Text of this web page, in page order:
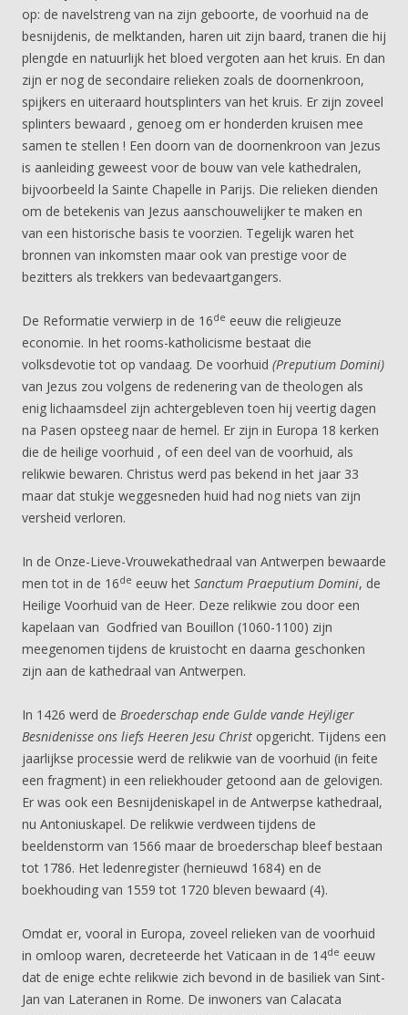
op: de navelstreng van na zijn geboorte, de voorhuid na de
besnijdenis, de melktanden, haren uit zijn baard, tranen die hij
plengde en natuurlijk het bloed vergoten aan het kruis. En dan
zijn er nog de secondaire relieken zoals de doornenkroon,
spijkers en uiteraard houtsplinters van het kruis. Er zijn zoveel
splinters bewaard , genoeg om er honderden kruisen mee
samen te stellen ! Een doorn van de doornenkroon van Jezus
is aanleiding geweest voor de bouw van vele kathedralen,
bijvoorbeeld la Sainte Chapelle in Parijs. Die relieken dienden
om de betekenis van Jezus aanschouwelijker te maken en
van een historische basis te voorzien. Tegelijk waren het
bronnen van inkomsten maar ook van prestige voor de
bezitters als trekkers van bedevaartgangers.
De Reformatie verwierp in de 16de eeuw die religieuze
economie. In het rooms-katholicisme bestaat die
volksdevotie tot op vandaag. De voorhuid (Preputium Domini)
van Jezus zou volgens de redenering van de theologen als
enig lichaamsdeel zijn achtergebleven toen hij veertig dagen
na Pasen opsteeg naar de hemel. Er zijn in Europa 18 kerken
die de heilige voorhuid , of een deel van de voorhuid, als
relikwie bewaren. Christus werd pas bekend in het jaar 33
maar dat stukje weggesneden huid had nog niets van zijn
versheid verloren.
In de Onze-Lieve-Vrouwekathedraal van Antwerpen bewaarde
men tot in de 16de eeuw het Sanctum Praeputium Domini, de
Heilige Voorhuid van de Heer. Deze relikwie zou door een
kapelaan van Godfried van Bouillon (1060-1100) zijn
meegenomen tijdens de kruistocht en daarna geschonken
zijn aan de kathedraal van Antwerpen.
In 1426 werd de Broederschap ende Gulde vande Heÿliger
Besnidenisse ons liefs Heeren Jesu Christ opgericht. Tijdens een
jaarlijkse processie werd de relikwie van de voorhuid (in feite
een fragment) in een reliekhouder getoond aan de gelovigen.
Er was ook een Besnijdeniskapel in de Antwerpse kathedraal,
nu Antoniuskapel. De relikwie verdween tijdens de
beeldenstorm van 1566 maar de broederschap bleef bestaan
tot 1786. Het ledenregister (hernieuwd 1684) en de
boekhouding van 1559 tot 1720 bleven bewaard (4).
Omdat er, vooral in Europa, zoveel relieken van de voorhuid
in omloop waren, decreteerde het Vaticaan in de 14de eeuw
dat de enige echte relikwie zich bevond in de basiliek van Sint-
Jan van Lateranen in Rome. De inwoners van Calacata